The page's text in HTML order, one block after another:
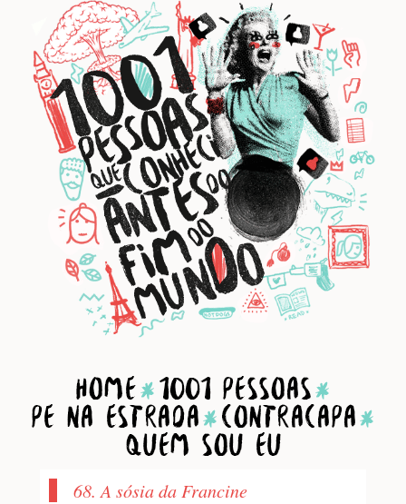
Home
1001 Pessoas
Pé na estrada
Contracapa
68. A sósia da Francine